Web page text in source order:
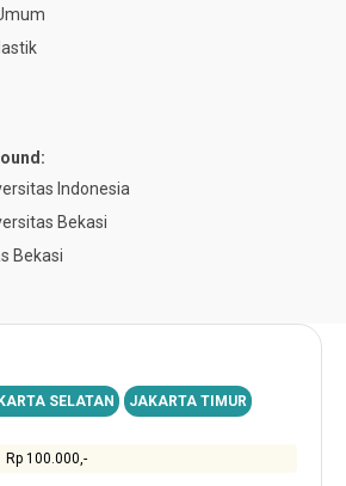
Indonesia
Bekasi
Bekasi
SELATAN JAKARTA TIMUR
Rp 100.000,-